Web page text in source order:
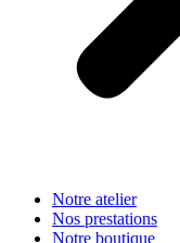
Notre atelier
Nos prestations
Notre boutique